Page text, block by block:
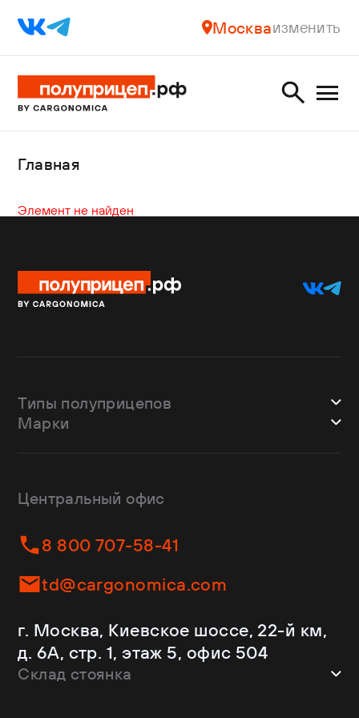
Москваизменить
Главная
Элемент не найден
Типы полуприцепов
Шторные
Изотермы
Контейнеровозы
Самосвалы
Ломовозы
С кониками
Рефрижераторы
Марки
Dongfeng
Helfimmer
JAC
Kassbohrer
Krone
Mercedes-Benz
Schmitz Cargobull
Shacman
Центральный офис
8 800 707-58-41
td@cargonomica.com
г. Москва, Киевское шоссе, 22-й км,
д. 6А, стр. 1, этаж 5, офис 504
Склад стоянка